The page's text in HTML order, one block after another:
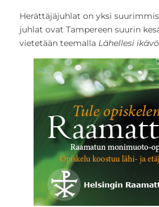
Herättäjäjuhlat on yksi
juhlat ovat Tampereen suurin
vietetään teemalla Lähellesi